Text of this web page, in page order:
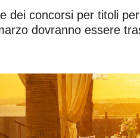
dei concorsi per titoli
dovranno essere